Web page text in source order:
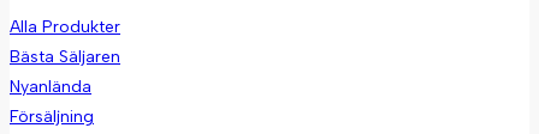
Alla Produkter
Bästa Säljaren
Nyanlända
Försäljning